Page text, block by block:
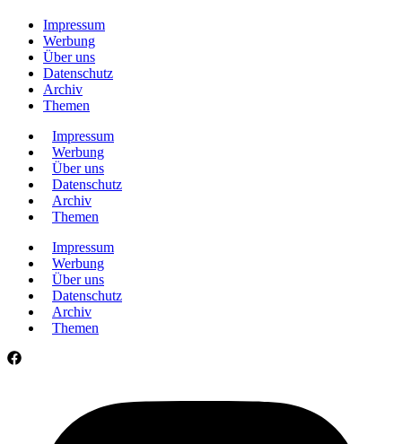
Impressum
Werbung
Über uns
Datenschutz
Archiv
Themen
Impressum
Werbung
Über uns
Datenschutz
Archiv
Themen
Impressum
Werbung
Über uns
Datenschutz
Archiv
Themen